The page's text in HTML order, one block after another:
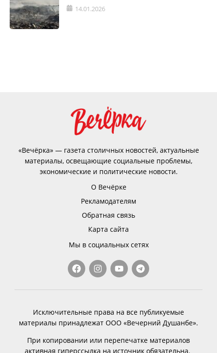
14.01.2026
«Вечёрка» — газета столичных новостей, актуальные
материалы, освещающие социальные проблемы,
экономические и политические новости.
О Вечёрке
Рекламодателям
Обратная связь
Карта сайта
Мы в социальных сетях
Исключительные права на все публикуемые
материалы принадлежат ООО «Вечерний Душанбе».
При копировании или перепечатке материалов
активная гиперссылка на источник обязательна.